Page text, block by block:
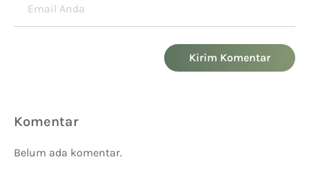
Kirim Komentar
Komentar
Belum ada komentar.